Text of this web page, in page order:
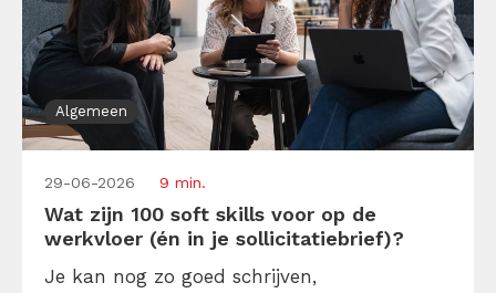
Algemeen
29-06-2026 9 min.
Wat zijn 100 soft skills voor op de
werkvloer (én in je sollicitatiebrief)?
Je kan nog zo goed schrijven,